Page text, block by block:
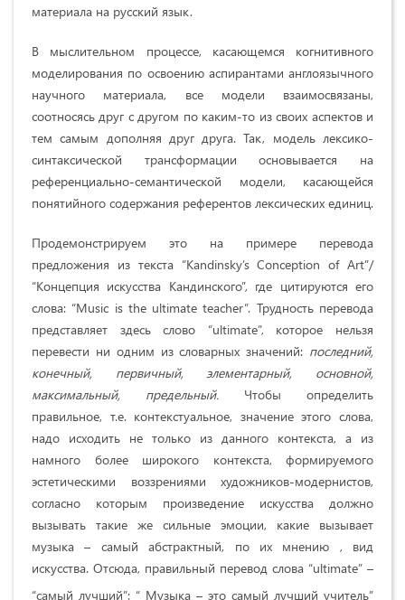
материала на русский язык.
В мыслительном процессе, касающемся когнитивного
моделирования по освоению аспирантами англоязычного
научного материала, все модели взаимосвязаны,
соотносясь друг с другом по каким-то из своих аспектов и
тем самым дополняя друг друга. Так, модель лексико-
синтаксической трансформации основывается на
референциально-семантической модели, касающейся
понятийного содержания референтов лексических единиц.
Продемонстрируем это на примере перевода
предложения из текста “Kandinsky’s Conception of Art”/
“Концепция искусства Кандинского”, где цитируются его
слова: “Music is the ultimate teacher”. Трудность перевода
представляет здесь слово “ultimate”, которое нельзя
перевести ни одним из словарных значений: последний,
конечный, первичный, элементарный, основной,
максимальный, предельный. Чтобы определить
правильное, т.е. контекстуальное, значение этого слова,
надо исходить не только из данного контекста, а из
намного более широкого контекста, формируемого
эстетическими воззрениями художников-модернистов,
согласно которым произведение искусства должно
вызывать такие же сильные эмоции, какие вызывает
музыка – самый абстрактный, по их мнению , вид
искусства. Отсюда, правильный перевод слова “ultimate” –
“самый лучший”: “ Музыка – это самый лучший учитель”